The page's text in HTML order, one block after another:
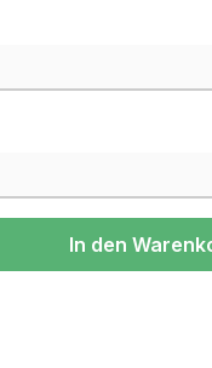
Wert ein oder
In den